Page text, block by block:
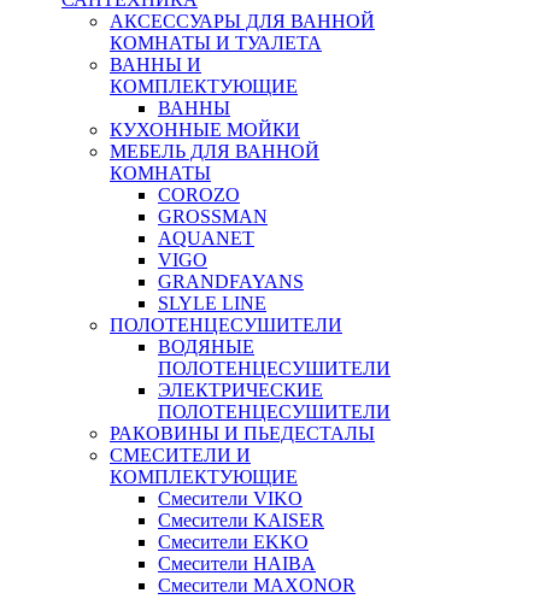
АКСЕССУАРЫ ДЛЯ ВАННОЙ
КОМНАТЫ И ТУАЛЕТА
ВАННЫ И
КОМПЛЕКТУЮЩИЕ
ВАННЫ
КУХОННЫЕ МОЙКИ
МЕБЕЛЬ ДЛЯ ВАННОЙ
КОМНАТЫ
COROZO
GROSSMAN
AQUANET
VIGO
GRANDFAYANS
SLYLE LINE
ПОЛОТЕНЦЕСУШИТЕЛИ
ВОДЯНЫЕ
ПОЛОТЕНЦЕСУШИТЕЛИ
ЭЛЕКТРИЧЕСКИЕ
ПОЛОТЕНЦЕСУШИТЕЛИ
РАКОВИНЫ И ПЬЕДЕСТАЛЫ
СМЕСИТЕЛИ И
КОМПЛЕКТУЮЩИЕ
Смесители VIKO
Смесители KAISER
Смесители EKKO
Смесители HAIBA
Смесители MAXONOR